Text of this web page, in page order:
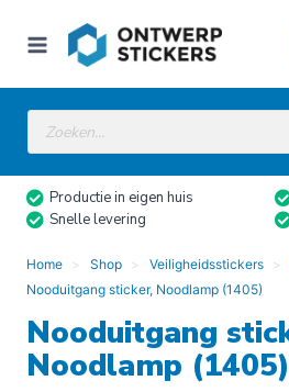
naar
Producten
zoeken
Productie in eigen huis
Snelle levering
Home Shop Veiligheidsstickers
Nooduitgang sticker, Noodlamp (1405)
Nooduitgang
Noodlamp (1405)